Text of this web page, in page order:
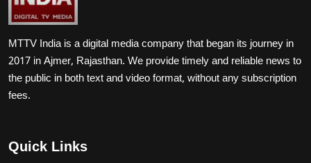
MTTV India is a digital media company that began its journey in
2017 in Ajmer, Rajasthan. We provide timely and reliable news to
the public in both text and video format, without any subscription
fees.
Quick Links